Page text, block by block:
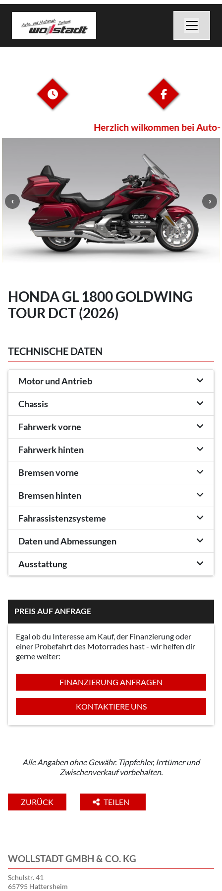
Herzlich wilkommen bei
HONDA GL 1800 GOLDWING
TOUR DCT (2026)
TECHNISCHE DATEN
Motor und Antrieb
Chassis
Fahrwerk vorne
Fahrwerk hinten
Bremsen vorne
Bremsen hinten
Fahrassistenzsysteme
Daten und Abmessungen
Ausstattung
PREIS AUF ANFRAGE
Egal ob du Interesse am Kauf, der Finanzierung oder
einer Probefahrt des Motorrades hast - wir helfen dir
gerne weiter:
FINANZIERUNG ANFRAGEN
KONTAKTIERE UNS
Alle Angaben ohne Gewähr. Tippfehler, Irrtümer und
Zwischenverkauf vorbehalten.
ZURÜCK TEILEN
WOLLSTADT GMBH & CO. KG
Schulstr. 41
65795 Hattersheim